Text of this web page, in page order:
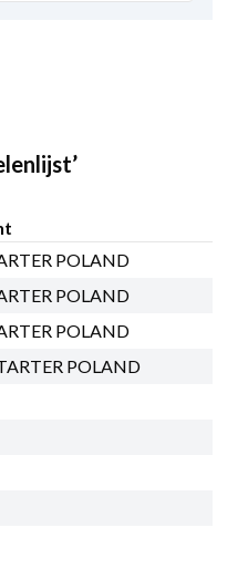
POLAND
POLAND
POLAND
POLAND